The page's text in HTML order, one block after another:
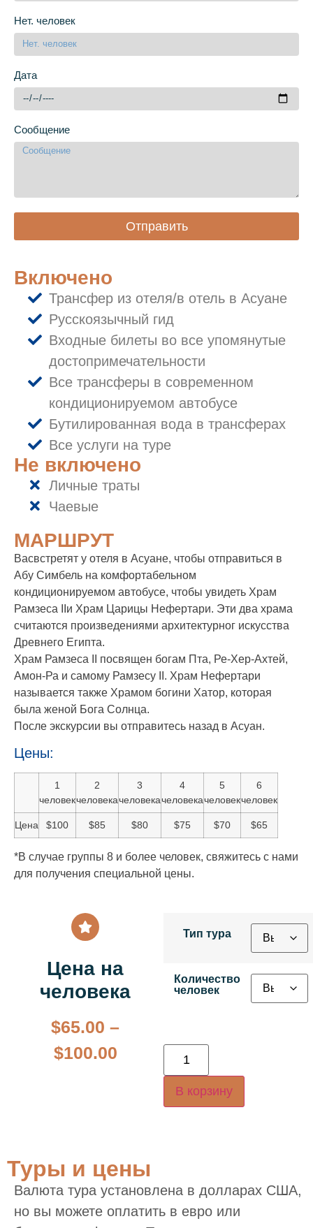
Нет. человек
Дата
Сообщение
Отправить
Включено
Трансфер из отеля/в отель в Асуане
Русскоязычный гид
Входные билеты во все упомянутые
достопримечательности
Все трансферы в современном
кондиционируемом автобусе
Бутилированная вода в трансферах
Все услуги на туре
Не включено
Личные траты
Чаевые
МАРШРУТ
Васвстретят у отеля в Асуане, чтобы отправиться в
Абу Симбель на комфортабельном
кондиционируемом автобусе, чтобы увидеть Храм
Рамзеса IIи Храм Царицы Нефертари. Эти два храма
считаются произведениями архитектурног искусства
Древнего Египта.
Храм Рамзеса II посвящен богам Пта, Ре-Хер-Ахтей,
Амон-Ра и самому Рамзесу II. Храм Нефертари
называется также Храмом богини Хатор, которая
была женой Бога Солнца.
После экскурсии вы отправитесь назад в Асуан.
Цены:
1
человек
2
человека
3
человека
4
человека
5
человек
6
человек
Цена $100 $85 $80 $75 $70 $65
*В случае группы 8 и более человек, свяжитесь с нами
для получения специальной цены.
Цена на
человека
$65.00 –
$100.00
Тип тура
Количество
человек
В корзину
Туры и цены
Валюта тура установлена в долларах США,
но вы можете оплатить в евро или